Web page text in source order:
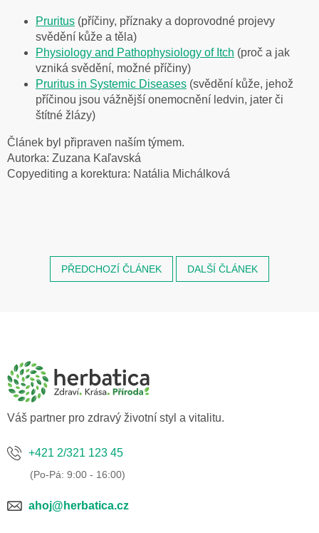
Pruritus (příčiny, příznaky a doprovodné projevy
svědění kůže a těla)
Physiology and Pathophysiology of Itch (proč a jak
vzniká svědění, možné příčiny)
Pruritus in Systemic Diseases (svědění kůže, jehož
příčinou jsou vážnější onemocnění ledvin, jater či
štítné žlázy)
Článek byl připraven naším týmem.
Autorka: Zuzana Kaľavská
Copyediting a korektura: Natália Michálková
PŘEDCHOZÍ ČLÁNEK DALŠÍ ČLÁNEK
a
Váš partner pro zdravý životní styl a vitalitu.
+421 2/321 123 45
ahoj@herbatica.cz